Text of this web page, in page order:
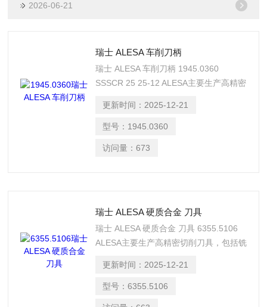
2026-06-21
瑞士 ALESA 车削刀柄
瑞士 ALESA 车削刀柄 1945.0360
SSSCR 25 25-12 ALESA主要生产高精密
圆锯片、立铣刀、锯片、面铣刀具、套式
立铣刀和圆盘刀等‌‌。 唐 I582I984229
更新时间： 2025-12-21
型号： 1945.0360
访问量：673
瑞士 ALESA 硬质合金 刀具
瑞士 ALESA 硬质合金 刀具 6355.5106
ALESA主要生产高精密切削刀具，包括铣
锯片、面铣刀具、套式立铣刀和圆盘刀
等‌‌。 唐 I582I984229
更新时间： 2025-12-21
型号：6355.5106